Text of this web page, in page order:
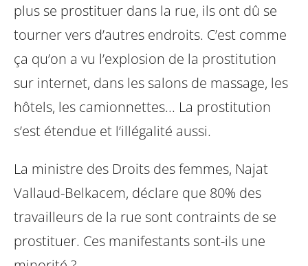
plus se prostituer dans la rue, ils ont dû se
tourner vers d’autres endroits. C’est comme
ça qu’on a vu l’explosion de la prostitution
sur internet, dans les salons de massage, les
hôtels, les camionnettes... La prostitution
s’est étendue et l’illégalité aussi.
La ministre des Droits des femmes, Najat
Vallaud-Belkacem, déclare que 80% des
travailleurs de la rue sont contraints de se
prostituer. Ces manifestants sont-ils une